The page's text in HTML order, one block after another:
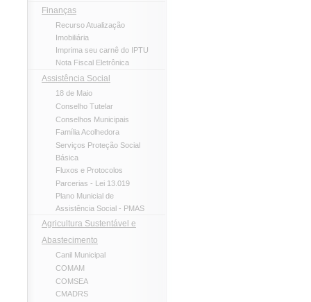
Finanças
Recurso Atualização
Imobiliária
Imprima seu carnê do IPTU
Nota Fiscal Eletrônica
Assistência Social
18 de Maio
Conselho Tutelar
Conselhos Municipais
Família Acolhedora
Serviços Proteção Social
Básica
Fluxos e Protocolos
Parcerias - Lei 13.019
Plano Municial de
Assistência Social - PMAS
Agricultura Sustentável e
Abastecimento
Canil Municipal
COMAM
COMSEA
CMADRS